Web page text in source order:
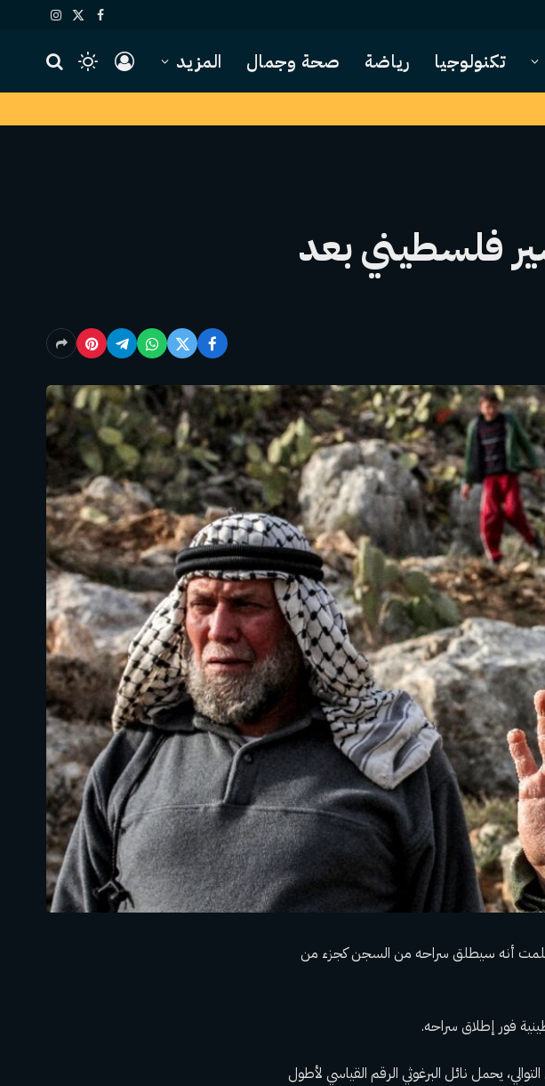
فيسبوك
X
الانستغرام
تكنولوجيا رياضة صحة وجمال المزيد
فلسطيني بعد
علمت أنه سيطلق سراحه من السجن كجزء من
فور إطلاق سراحه.
القضبان في السجون الإسرائيلية، 34 منها على التوالي، يحمل نائل البرغوثي الرقم القياسي لأطول